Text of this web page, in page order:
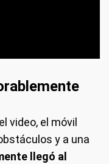
video, el móvil
y a una
llegó al